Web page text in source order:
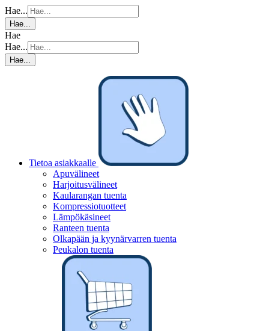
Hae...
Hae...
Hae
Hae...
Hae...
Tietoa asiakkaalle
Apuvälineet
Harjoitusvälineet
Kaularangan tuenta
Kompressiotuotteet
Lämpökäsineet
Ranteen tuenta
Olkapään ja kyynärvarren tuenta
Peukalon tuenta